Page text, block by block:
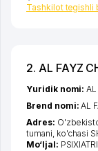
Tashkilot tegishli
2. AL FAYZ
Yuridik nomi:AL
Brend nomi:AL
Adres:
tumani, ko'chasi
Mo‘ljal: